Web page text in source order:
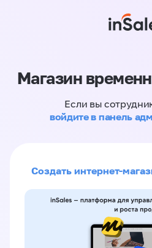
Магазин
Если вы
войдите в панель
Создать интернет-